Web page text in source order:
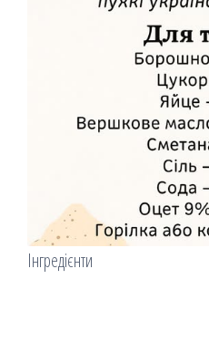
Інгредієнти